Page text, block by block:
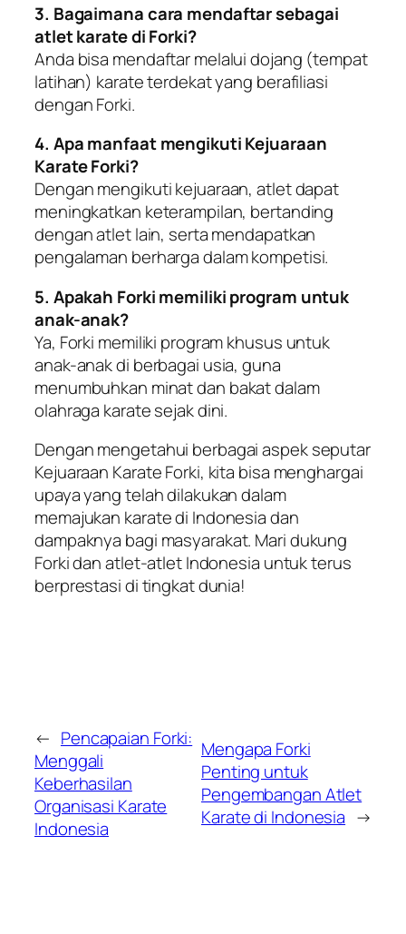
3. Bagaimana cara mendaftar sebagai
atlet karate di Forki?
Anda bisa mendaftar melalui dojang (tempat
latihan) karate terdekat yang berafiliasi
dengan Forki.
4. Apa manfaat mengikuti Kejuaraan
Karate Forki?
Dengan mengikuti kejuaraan, atlet dapat
meningkatkan keterampilan, bertanding
dengan atlet lain, serta mendapatkan
pengalaman berharga dalam kompetisi.
5. Apakah Forki memiliki program untuk
anak-anak?
Ya, Forki memiliki program khusus untuk
anak-anak di berbagai usia, guna
menumbuhkan minat dan bakat dalam
olahraga karate sejak dini.
Dengan mengetahui berbagai aspek seputar
Kejuaraan Karate Forki, kita bisa menghargai
upaya yang telah dilakukan dalam
memajukan karate di Indonesia dan
dampaknya bagi masyarakat. Mari dukung
Forki dan atlet-atlet Indonesia untuk terus
berprestasi di tingkat dunia!
← Pencapaian Forki:
Menggali
Keberhasilan
Organisasi Karate
Indonesia
Mengapa Forki
Penting untuk
Pengembangan Atlet
Karate di Indonesia →